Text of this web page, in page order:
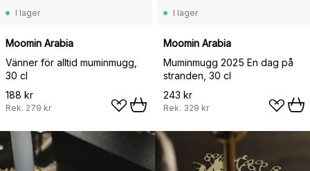
I lager
Moomin Arabia
Vänner för alltid muminmugg,
30 cl
188 kr
Rek. 279 kr
I lager
Moomin Arabia
Muminmugg 2025 En dag på
stranden, 30 cl
243 kr
Rek. 329 kr